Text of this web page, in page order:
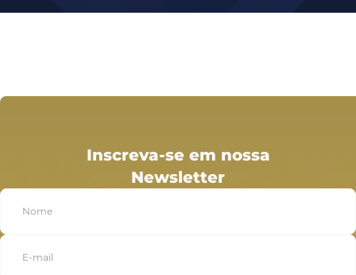
Inscreva-se em nossa
Newsletter